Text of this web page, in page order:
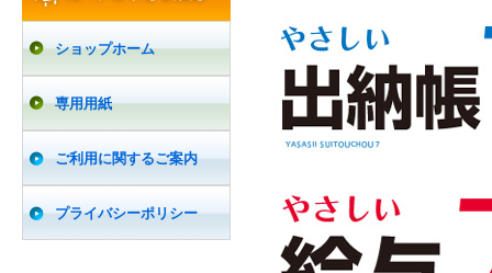
ショップホーム
専用用紙
ご利用に関するご案内
プライバシーポリシー